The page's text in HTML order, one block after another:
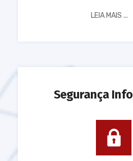
LEIA MAIS ...
Segurança